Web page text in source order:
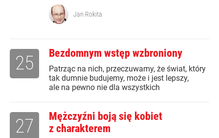
Jan Rokita
Bezdomnym wstęp wzbroniony
Patrząc na nich, przeczuwamy, że świat, który
tak dumnie budujemy, może i jest lepszy,
ale na pewno nie dla wszystkich
25
Mężczyźni boją się kobiet
z charakterem
27